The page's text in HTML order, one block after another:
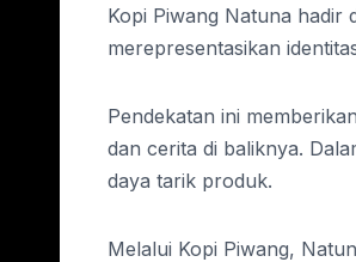
Kopi Piwang Natuna hadir
merepresentasikan
Pendekatan ini
dan cerita di baliknya.
daya tarik produk.
Melalui Kopi Piwang,